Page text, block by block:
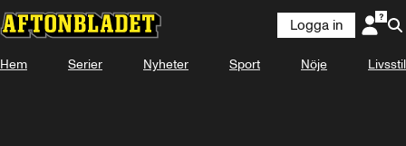
Laddar ...
Logga in
Hem Serier Nyheter Sport Nöje Livsstil